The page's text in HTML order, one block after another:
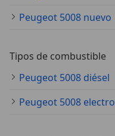
Peugeot 5008 nuevo
Tipos de combustible
Peugeot 5008 diésel